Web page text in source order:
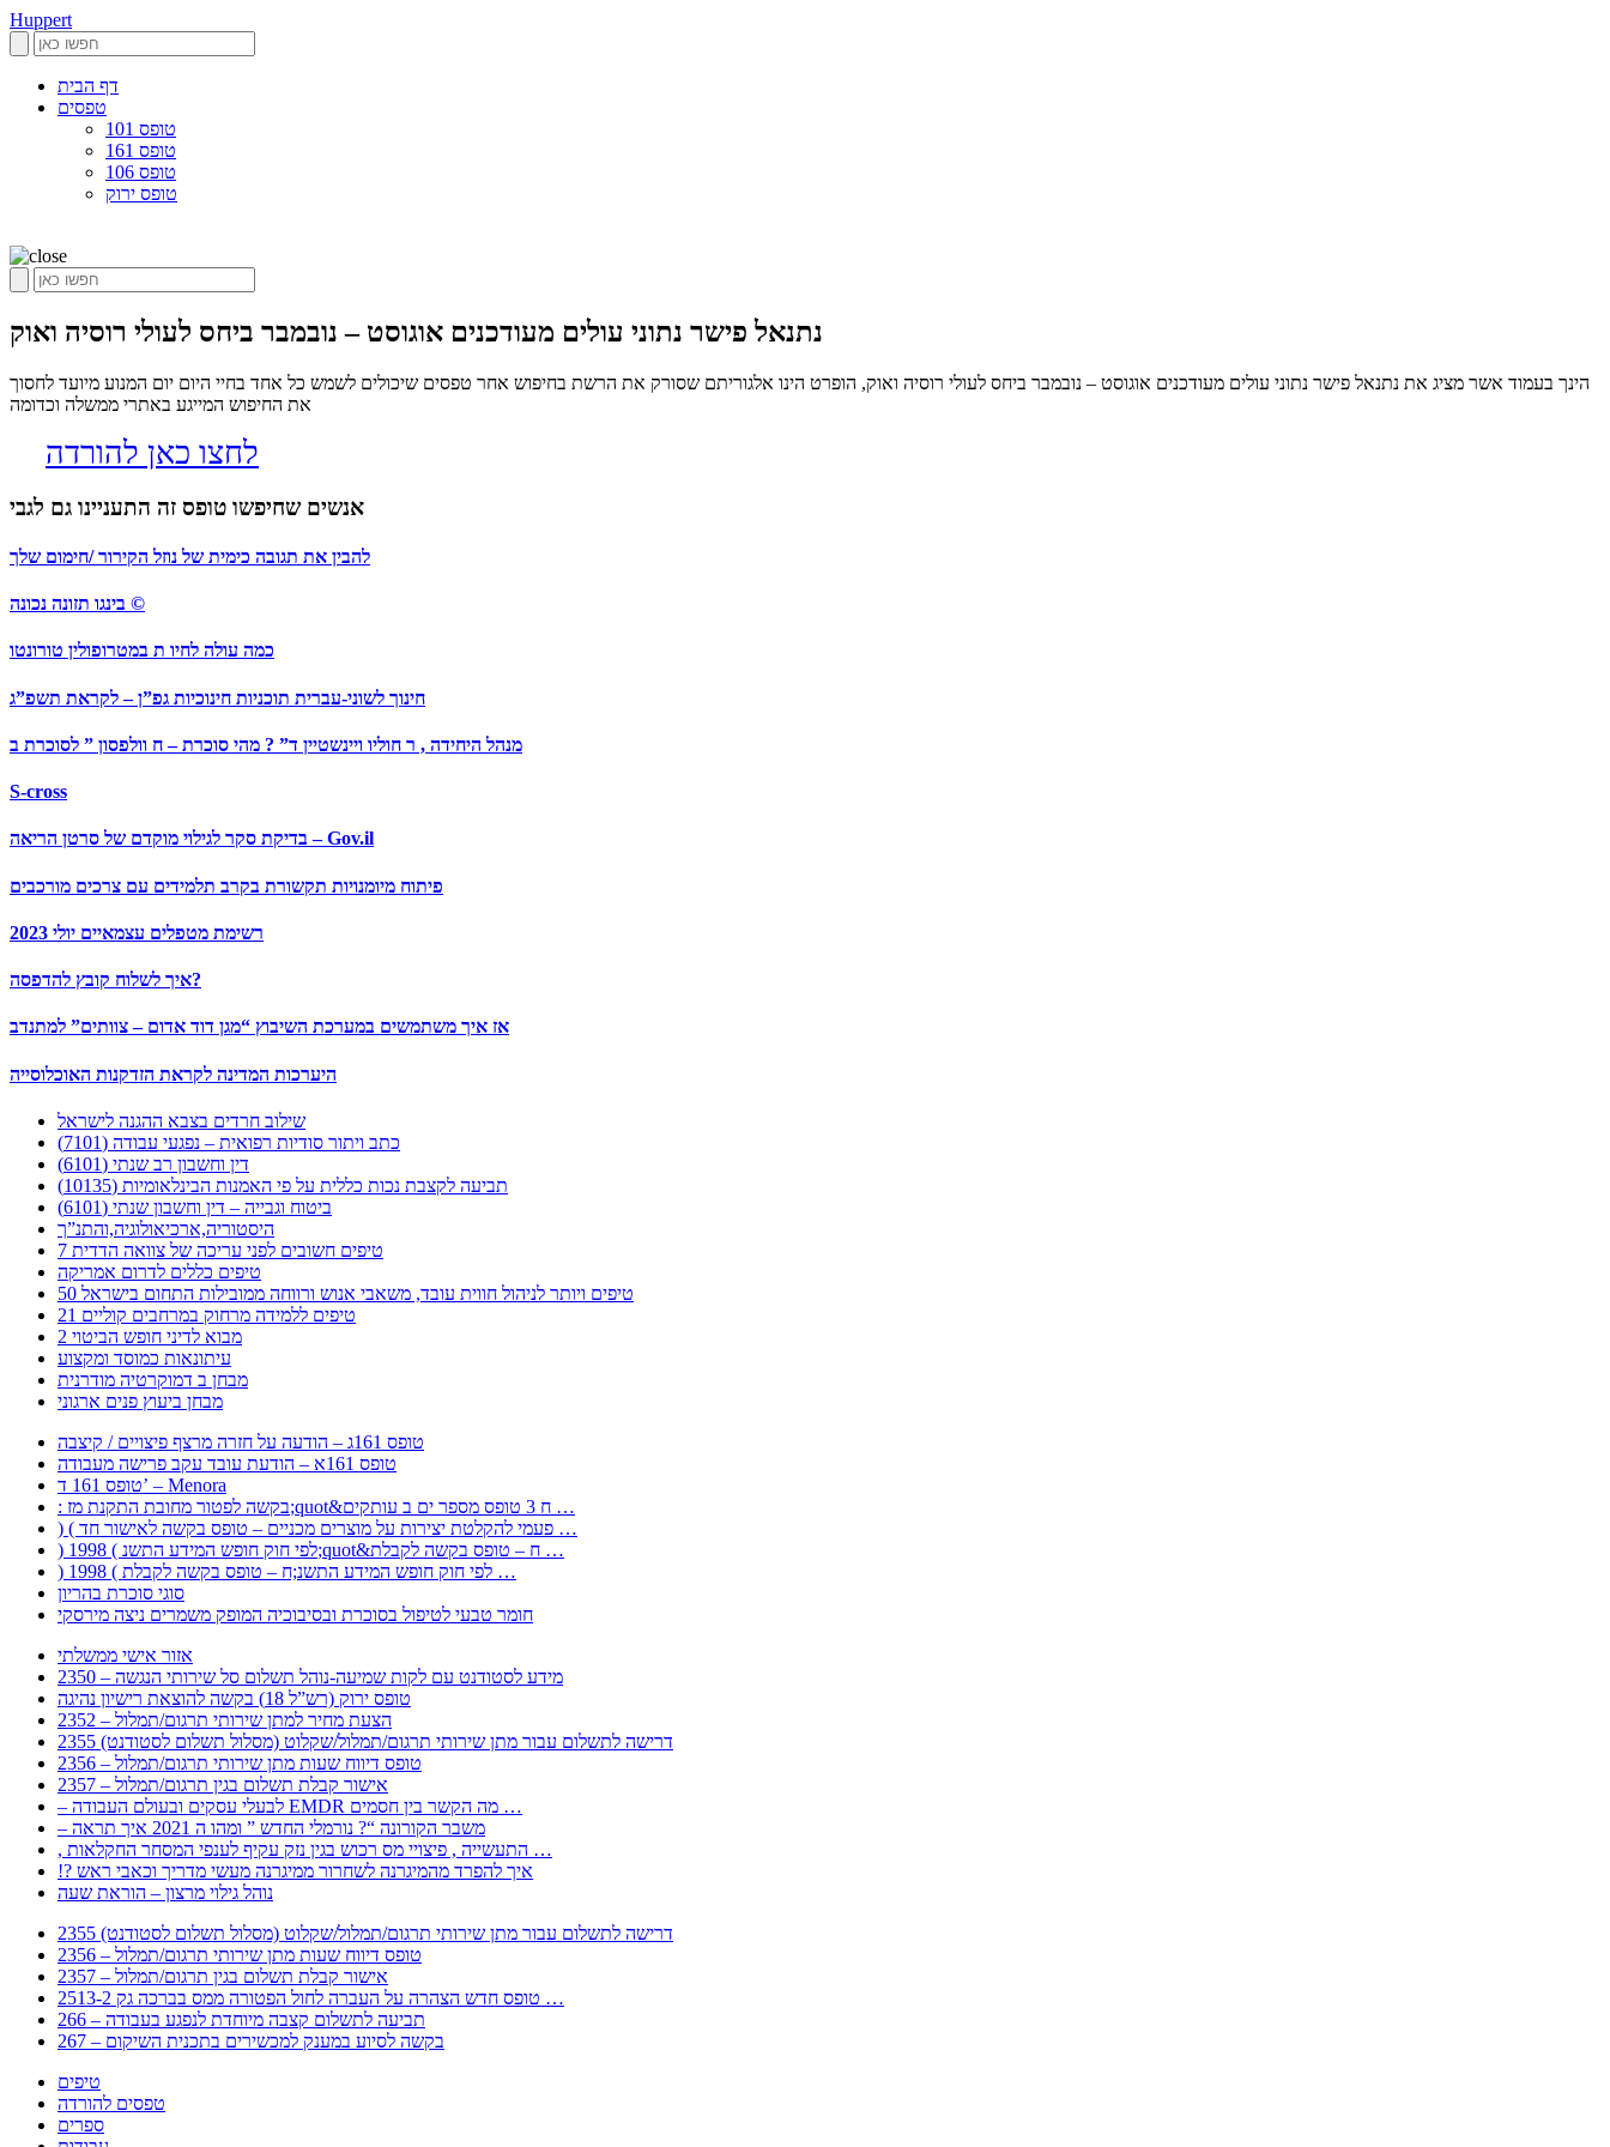
Huppert
דף הבית
טפסים
טופס 101
טופס 161
טופס 106
טופס ירוק
נתנאל פישר נתוני עולים מעודכנים אוגוסט – נובמבר ביחס לעולי רוסיה ואוק
הינך בעמוד אשר מציג את נתנאל פישר נתוני עולים מעודכנים אוגוסט – נובמבר ביחס לעולי רוסיה ואוק, הופרט הינו אלגוריתם שסורק את הרשת בחיפוש אחר טפסים שיכולים לשמש כל אחד בחיי היום יום המנוע מיועד לחסוך
את החיפוש המייגע באתרי ממשלה וכדומה
לחצו כאן להורדה
אנשים שחיפשו טופס זה התעניינו גם לגבי
להבין את תגובה כימית של נוזל הקירור /חימום שלך
בינגו תזונה נכונה ©
כמה עולה לחיו ת במטרופולין טורונטו
חינוך לשוני-עברית תוכניות חינוכיות גפ”ן – לקראת תשפ”ג
מנהל היחידה , ר חוליו ויינשטיין ד” ? מהי סוכרת – ח וולפסון ” לסוכרת ב
S-cross
בדיקת סקר לגילוי מוקדם של סרטן הריאה – Gov.il
פיתוח מיומנויות תקשורת בקרב תלמידים עם צרכים מורכבים
רשימת מטפלים עצמאיים יולי 2023
איך לשלוח קובץ להדפסה?
אז איך משתמשים במערכת השיבוץ “מגן דוד אדום – צוותים” למתנדב
היערכות המדינה לקראת הזדקנות האוכלוסייה
שילוב חרדים בצבא ההגנה לישראל
כתב ויתור סודיות רפואית – נפגעי עבודה (7101)
דין וחשבון רב שנתי (6101)
תביעה לקצבת נכות כללית על פי האמנות הבינלאומיות (10135)
ביטוח וגבייה – דין וחשבון שנתי (6101)
היסטוריה,ארכיאולוגיה,והתנ”ך
7 טיפים חשובים לפני עריכה של צוואה הדדית
טיפים כללים לדרום אמריקה
50 טיפים ויותר לניהול חווית עובד, משאבי אנוש ורווחה ממובילות התחום בישראל
21 טיפים ללמידה מרחוק במרחבים קוליים
מבוא לדיני חופש הביטוי 2
עיתונאות כמוסד ומקצוע
מבחן ב דמוקרטיה מודרנית
מבחן ביעוץ פנים ארגוני
טופס 161ג – הודעה על חזרה מרצף פיצויים / קיצבה
טופס 161א – הודעת עובד עקב פרישה מעבודה
טופס 161 ד’ – Menora
: בקשה לפטור מחובת התקנת מז;quot&ח 3 טופס מספר ים ב עותקים …
) ( פעמי להקלטת יצירות על מוצרים מכניים – טופס בקשה לאישור חד …
) 1998 ( לפי חוק חופש המידע התשנ;quot&ח – טופס בקשה לקבלת …
) 1998 ( לפי חוק חופש המידע התשנ;ח – טופס בקשה לקבלת …
סוגי סוכרת בהריון
חומר טבעי לטיפול בסוכרת ובסיבוכיה המופק משמרים ניצה מירסקי
אזור אישי ממשלתי
2350 – מידע לסטודנט עם לקות שמיעה-נוהל תשלום סל שירותי הנגשה
טופס ירוק (רש”ל 18) בקשה להוצאת רישיון נהיגה
2352 – הצעת מחיר למתן שירותי תרגום/תמלול
2355 דרישה לתשלום עבור מתן שירותי תרגום/תמלול/שקלוט (מסלול תשלום לסטודנט)
2356 – טופס דיווח שעות מתן שירותי תרגום/תמלול
2357 – אישור קבלת תשלום בגין תרגום/תמלול
– לבעלי עסקים ובעולם העבודה EMDR מה הקשר בין חסמים …
– משבר הקורונה “? נורמלי החדש ” ומהו ה 2021 איך תראה
, התעשייה , פיצויי מס רכוש בגין נזק עקיף לענפי המסחר החקלאות …
!? איך להפרד מהמיגרנה לשחרור ממיגרנה מעשי מדריך וכאבי ראש
נוהל גילוי מרצון – הוראת שעה
2355 דרישה לתשלום עבור מתן שירותי תרגום/תמלול/שקלוט (מסלול תשלום לסטודנט)
2356 – טופס דיווח שעות מתן שירותי תרגום/תמלול
2357 – אישור קבלת תשלום בגין תרגום/תמלול
2513-2 טופס חדש הצהרה על העברה לחול הפטורה ממס בברכה גק …
266 – תביעה לתשלום קצבה מיוחדת לנפגע בעבודה
267 – בקשה לסיוע במענק למכשירים בתכנית השיקום
טיפים
טפסים להורדה
ספרים